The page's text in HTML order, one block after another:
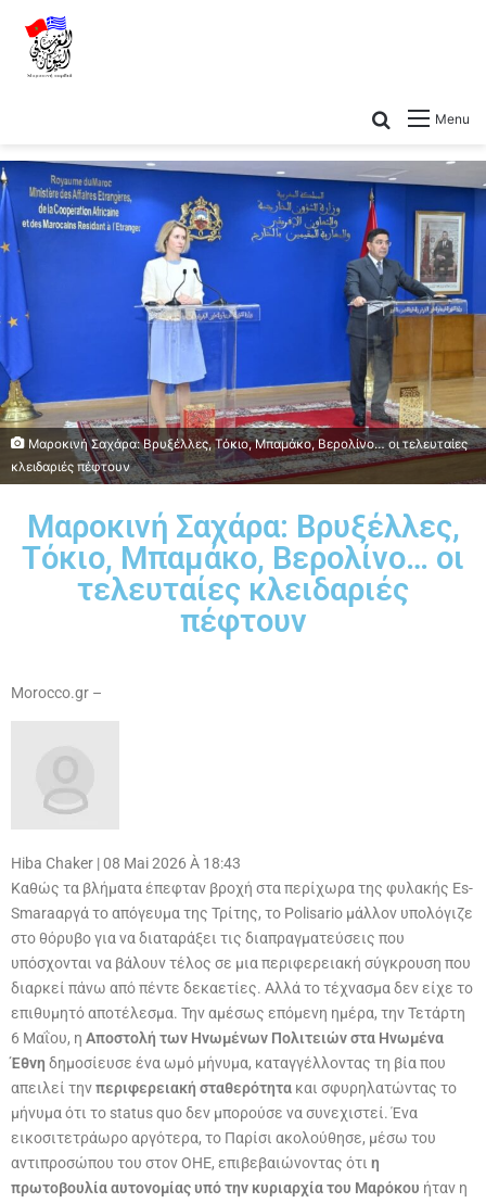
Menu
Μαροκινή Σαχάρα: Βρυξέλλες, Τόκιο, Μπαμάκο, Βερολίνο… οι τελευταίες
κλειδαριές πέφτουν
Μαροκινή Σαχάρα: Βρυξέλλες,
Τόκιο, Μπαμάκο, Βερολίνο… οι
τελευταίες κλειδαριές
πέφτουν
Morocco.gr –
Hiba Chaker |08 Mai 2026 À 18:43
Καθώς τα βλήματα έπεφταν βροχή στα περίχωρα της φυλακής Es-
Smaraαργά το απόγευμα της Τρίτης, το Polisario μάλλον υπολόγιζε
στο θόρυβο για να διαταράξει τις διαπραγματεύσεις που
υπόσχονται να βάλουν τέλος σε μια περιφερειακή σύγκρουση που
διαρκεί πάνω από πέντε δεκαετίες. Αλλά το τέχνασμα δεν είχε το
επιθυμητό αποτέλεσμα. Την αμέσως επόμενη ημέρα, την Τετάρτη
6 Μαΐου, η Αποστολή των Ηνωμένων Πολιτειών στα Ηνωμένα
Έθνη δημοσίευσε ένα ωμό μήνυμα, καταγγέλλοντας τη βία που
απειλεί τηνπεριφερειακή σταθερότητα και σφυρηλατώντας το
μήνυμα ότι το status quo δεν μπορούσε να συνεχιστεί. Ένα
εικοσιτετράωρο αργότερα, το Παρίσι ακολούθησε, μέσω του
αντιπροσώπου του στον ΟΗΕ, επιβεβαιώνοντας ότι η
πρωτοβουλία αυτονομίας υπό την κυριαρχία του Μαρόκου ήταν η